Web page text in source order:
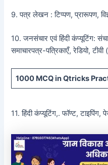
9. पत्र लेखन : टिप्पण, प्रारूपण,
10. जनसंचार एवं हिंदी कंप्यूटिंग:
समाचारपत्र-पत्रिकाएँ, रेडियो, टीवी
1000 MCQin Qtricks
11. हिंदी कंप्यूटिंग,. फॉण्ट,